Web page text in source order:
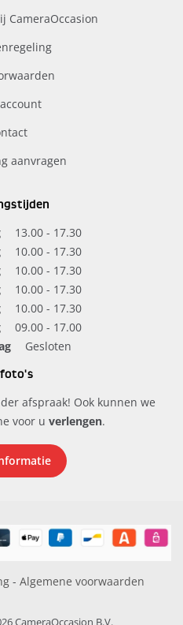
CameraOccasion
aanvragen
13.00 - 17.30
10.00 - 17.30
10.00 - 17.30
10.00 - 17.30
10.00 - 17.30
09.00 - 17.00
Gesloten
afspraak! Ook kunnen we
voor u verlengen.
- Algemene voorwaarden